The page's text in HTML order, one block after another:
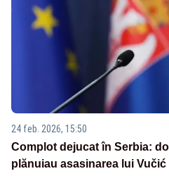
24 feb. 2026, 15:50
Complot dejucat în Serbia:
plănuiau asasinarea lui Vučić